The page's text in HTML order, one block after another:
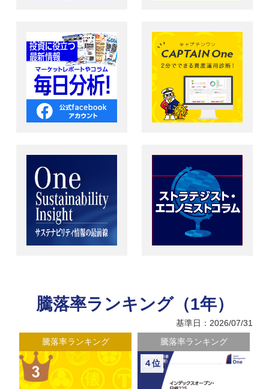
騰落率ランキング（1年）
基準日：2026/07/31
騰落率ランキング
騰落率ランキング
４位